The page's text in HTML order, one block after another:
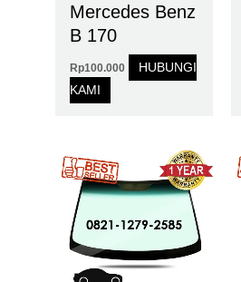
Mercedes Benz
B 170
Rp100.000
HUBUNGI
KAMI